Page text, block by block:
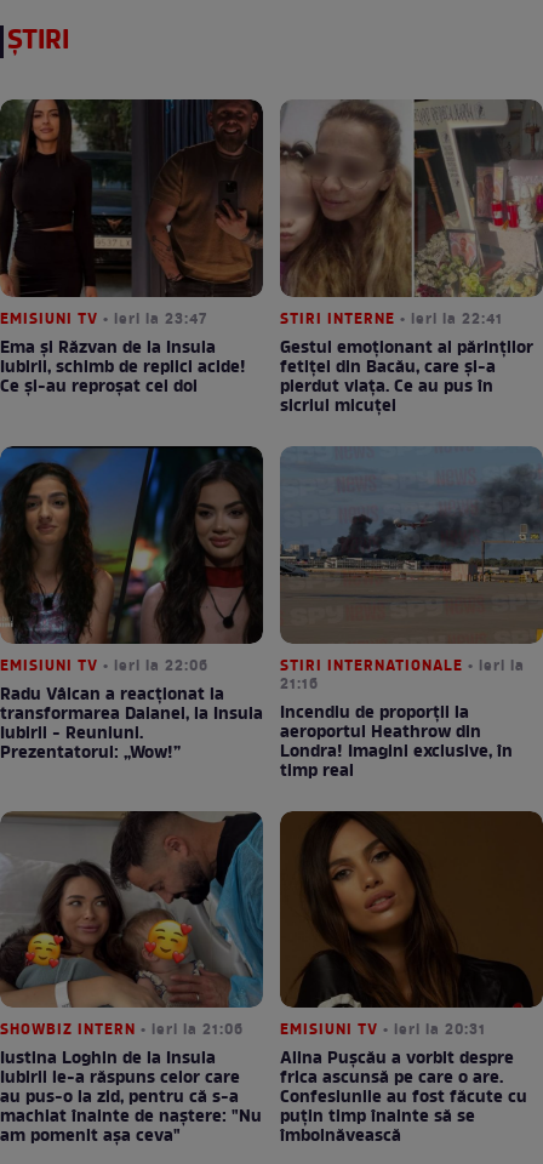
ȘTIRI
EMISIUNI TV • ieri la 23:47
Ema și Răzvan de la Insula
Iubirii, schimb de replici acide!
Ce și-au reproșat cei doi
STIRI INTERNE • ieri la 22:41
Gestul emoționant al părinților
fetiței din Bacău, care și-a
pierdut viața. Ce au pus în
sicriul micuței
EMISIUNI TV • ieri la 22:06
Radu Vâlcan a reacționat la
transformarea Daianei, la Insula
Iubirii - Reuniuni.
Prezentatorul: „Wow!”
STIRI INTERNATIONALE • ieri la
21:16
Incendiu de proporții la
aeroportul Heathrow din
Londra! Imagini exclusive, în
timp real
SHOWBIZ INTERN • ieri la 21:06
Iustina Loghin de la Insula
Iubirii le-a răspuns celor care
au pus-o la zid, pentru că s-a
machiat înainte de naștere: "Nu
am pomenit așa ceva"
EMISIUNI TV • ieri la 20:31
Alina Pușcău a vorbit despre
frica ascunsă pe care o are.
Confesiunile au fost făcute cu
puțin timp înainte să se
îmbolnăvească